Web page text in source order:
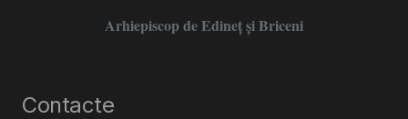
Arhiepiscop de Edineţ şi Briceni
Contacte